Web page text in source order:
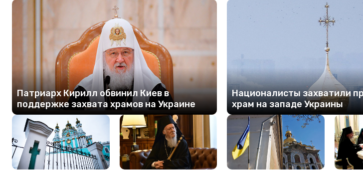
Патриарх Кирилл обвинил Киев в
поддержке захвата храмов на Украине
Националисты захватили
храм на западе Украины